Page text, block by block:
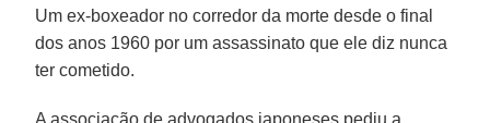
Um ex-boxeador no corredor da morte desde o final
dos anos 1960 por um assassinato que ele diz nunca
ter cometido.
A associação de advogados japoneses pediu a